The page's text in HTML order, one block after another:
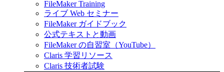
FileMaker Training
ライブ Web セミナー
FileMaker ガイドブック
公式テキストと動画
FileMaker の自習室（YouTube）
Claris 学習リソース
Claris 技術者試験